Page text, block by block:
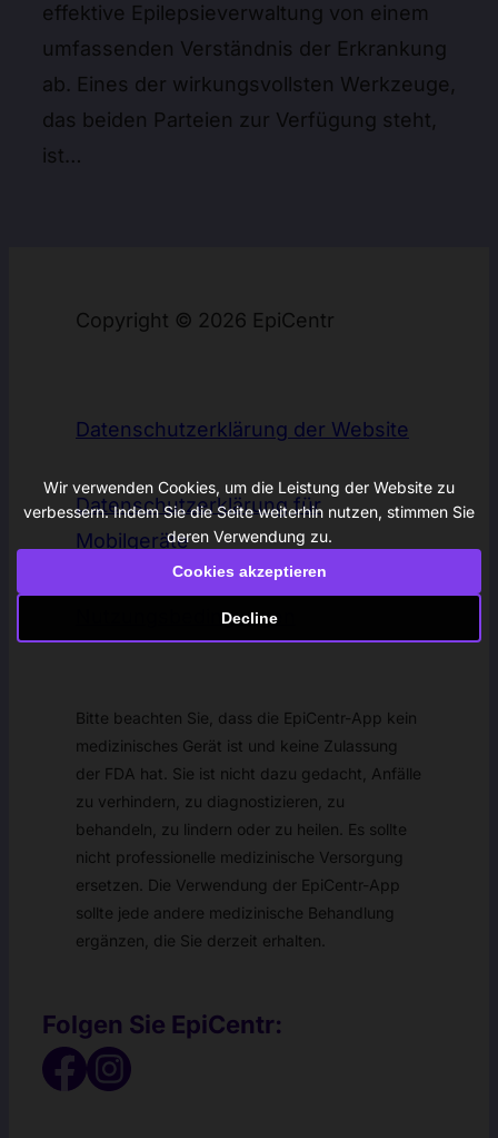
effektive Epilepsieverwaltung von einem
umfassenden Verständnis der Erkrankung
ab. Eines der wirkungsvollsten Werkzeuge,
das beiden Parteien zur Verfügung steht,
ist…
Copyright © 2026 EpiCentr
Datenschutzerklärung der Website
Datenschutzerklärung für
Mobilgeräte
Nutzungsbedingungen
Bitte beachten Sie, dass die EpiCentr-App kein
medizinisches Gerät ist und keine Zulassung
der FDA hat. Sie ist nicht dazu gedacht, Anfälle
zu verhindern, zu diagnostizieren, zu
behandeln, zu lindern oder zu heilen. Es sollte
nicht professionelle medizinische Versorgung
ersetzen. Die Verwendung der EpiCentr-App
sollte jede andere medizinische Behandlung
ergänzen, die Sie derzeit erhalten.
Folgen Sie EpiCentr:
Wir verwenden Cookies, um die Leistung der Website zu
verbessern. Indem Sie die Seite weiterhin nutzen, stimmen Sie
deren Verwendung zu.
Cookies akzeptieren
Decline